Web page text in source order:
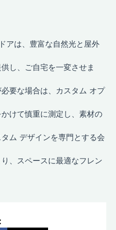
アは、豊富な自然光と屋外
し、ご自宅を一変させま
要な場合は、カスタム オプ
けて慎重に測定し、素材の
ム デザインを専門とする会
、スペースに最適なフレン